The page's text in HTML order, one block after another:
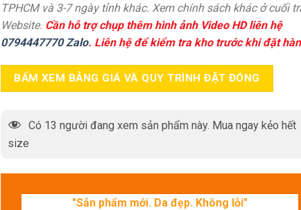
TPHCM và 3-7 ngày tỉnh khác. Xem chính sách khác ở cuối
Website. Cần hỗ trợ chụp thêm hình ảnh Video HD liên hệ
0794447770 Zalo. Liên hệ để kiểm tra kho trước khi đặt
BẤM XEM BẢNG GIÁ VÀ QUY TRÌNH ĐẶT ĐÓNG
Có 13 người đang xem sản phẩm này. Mua ngay kẻo hết
size
"Sản phẩm mới. Da đẹp. Không lỗi"